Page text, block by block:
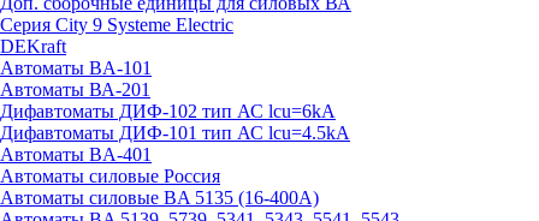
Серия City 9 Systeme Electric
DEKraft
Автоматы BA-101
Автоматы ВА-201
Дифавтоматы ДИФ-102 тип АС lcu=6kA
Дифавтоматы ДИФ-101 тип АС lcu=4.5kA
Автоматы BA-401
Автоматы силовые Россия
Автоматы силовые BA 5135 (16-400А)